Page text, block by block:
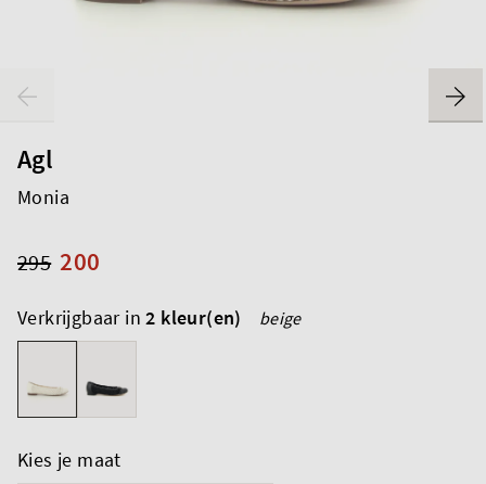
Agl
Monia
200
295
Verkrijgbaar in2 kleur(en) beige
Kies je maat